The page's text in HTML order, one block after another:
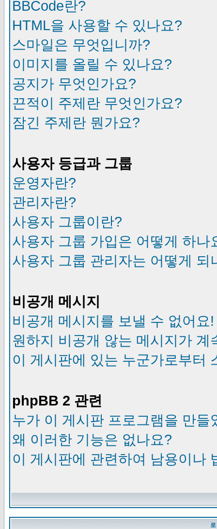
BBCode란?
HTML을 사용할 수 있나요?
스마일은 무엇입니까?
이미지를 올릴 수 있나요?
공지가 무엇인가요?
끈적이 주제란 무엇인가요?
잠긴 주제란 뭔가요?
사용자 등급과 그룹
운영자란?
관리자란?
사용자 그룹이란?
사용자 그룹 가입은 어떻게 하나
사용자 그룹 관리자는 어떻게 되
비공개 메시지
비공개 메시지를 보낼 수 없어요!
원하지 비공개 않는 메시지가 계
이 게시판에 있는 누군가로부터
phpBB 2 관련
누가 이 게시판 프로그램을 만들
왜 이러한 기능은 없나요?
이 게시판에 관련하여 남용이나